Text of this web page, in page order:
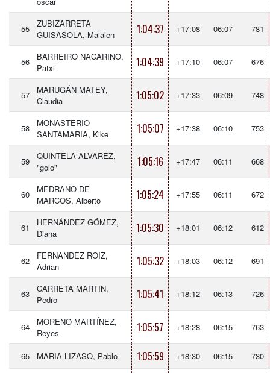
55
ZUBIZARRETA
GUISASOLA, Maialen
1:04:37 +17:08 06:07 781
56
BARREIRO NACARINO,
Patxi
1:04:39 +17:10 06:07 676
57
MARUGÁN MATEY,
Claudia
1:05:02 +17:33 06:09 748
58
MONASTERIO
SANTAMARIA, Kike
1:05:07 +17:38 06:10 753
59
QUINTELA ALVAREZ,
"golo"
1:05:16 +17:47 06:11 668
60
MEDRANO DE
MARCOS, Alberto
1:05:24 +17:55 06:11 672
61
HERNÁNDEZ GÓMEZ,
Diana
1:05:30 +18:01 06:12 612
62
FERNANDEZ ROIZ,
Adrian
1:05:32 +18:03 06:12 691
63
CARRETA MARTIN,
Pedro
1:05:41 +18:12 06:13 726
64
MORENO MARTÍNEZ,
Reyes
1:05:57 +18:28 06:15 763
65 MARIA LIZASO, Pablo 1:05:59 +18:30 06:15 730